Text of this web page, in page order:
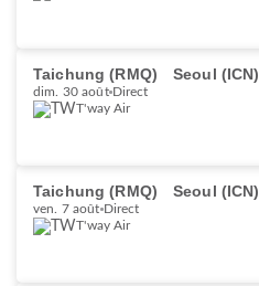
Taichung (RMQ) Seoul (ICN)
dim. 30 août Direct
T'way Air
Taichung (RMQ) Seoul (ICN)
ven. 7 août Direct
T'way Air